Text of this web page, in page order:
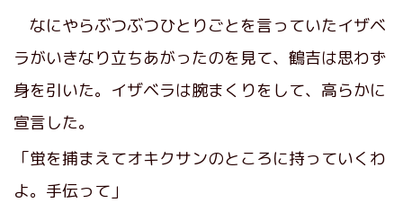
なにやらぶつぶつひとりごとを言っていたイザベ
ラがいきなり立ちあがったのを見て、鶴吉は思わず
身を引いた。イザベラは腕まくりをして、高らかに
宣言した。
「蛍を捕まえてオキクサンのところに持っていくわ
よ。手伝って」